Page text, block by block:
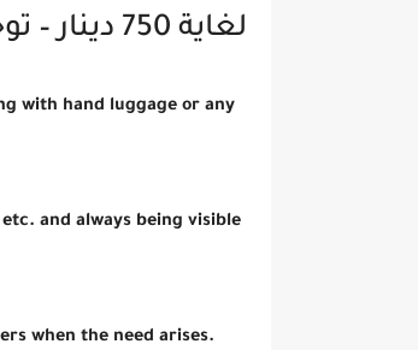
لغاية 750 دينار – توجيهي كحد أدنى تفاصيل
with hand luggage or any
and always being visible
when the need arises.